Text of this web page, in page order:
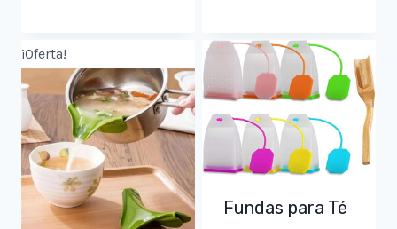
¡Oferta!
Fundas para Té